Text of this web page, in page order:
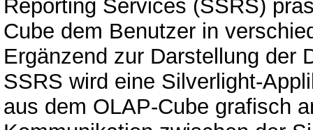
Reporting Services (SSRS)
Cube dem Benutzer in
Ergänzend zur Darstellung der
SSRS wird eine Silverlight-
aus dem OLAP-Cube grafisch